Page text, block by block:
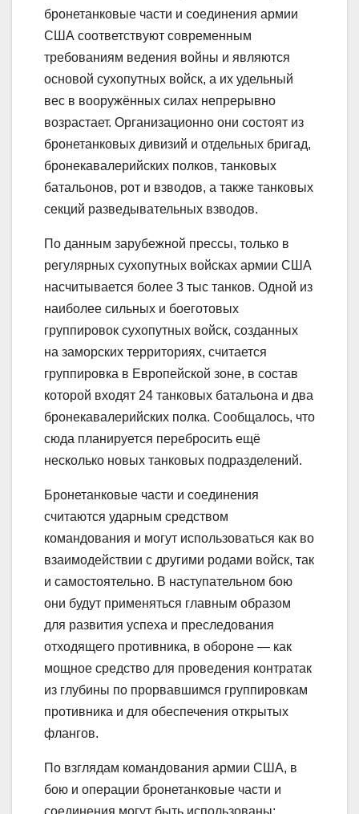
бронетанковые части и соединения армии
США соответствуют современным
требованиям ведения войны и являются
основой сухопутных войск, а их удельный
вес в вооружённых силах непрерывно
возрастает. Организационно они состоят из
бронетанковых дивизий и отдельных бригад,
бронекавалерийских полков, танковых
батальонов, рот и взводов, а также танковых
секций разведывательных взводов.
По данным зарубежной прессы, только в
регулярных сухопутных войсках армии США
насчитывается более 3 тыс танков. Одной из
наиболее сильных и боеготовых
группировок сухопутных войск, созданных
на заморских территориях, считается
группировка в Европейской зоне, в состав
которой входят 24 танковых батальона и два
бронекавалерийских полка. Сообщалось, что
сюда планируется перебросить ещё
несколько новых танковых подразделений.
Бронетанковые части и соединения
считаются ударным средством
командования и могут использоваться как во
взаимодействии с другими родами войск, так
и самостоятельно. В наступательном бою
они будут применяться главным образом
для развития успеха и преследования
отходящего противника, в обороне — как
мощное средство для проведения контратак
из глубины по прорвавшимся группировкам
противника и для обеспечения открытых
флангов.
По взглядам командования армии США, в
бою и операции бронетанковые части и
соединения могут быть использованы: